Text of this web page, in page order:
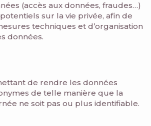
(accès aux données, fraudes…)
sur la vie privée, afin de
techniques et d’organisation
données.
de rendre les données
de telle manière que la
ne soit pas ou plus identifiable.